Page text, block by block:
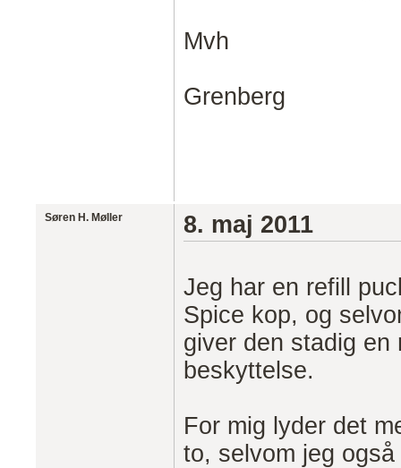
Mvh
Grenberg
Søren H. Møller 8. maj 2011
Jeg har en refill
Spice kop, og
giver den stadig en
beskyttelse.
For mig lyder det
to, selvom jeg